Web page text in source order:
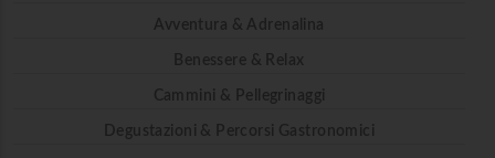
Avventura & Adrenalina
Benessere & Relax
Cammini & Pellegrinaggi
Degustazioni & Percorsi Gastronomici